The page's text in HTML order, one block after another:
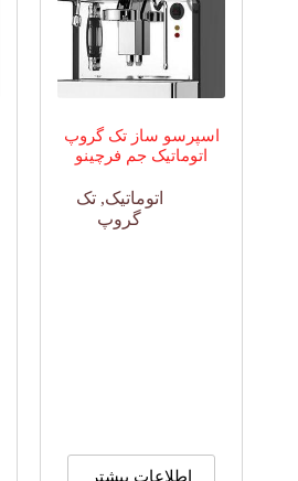
اسپرسو ساز تک گروپ
اتوماتیک جم فرچینو
اتوماتیک,تک
گروپ
اطلاعات بیشتر